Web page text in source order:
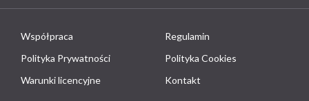
Współpraca
Regulamin
Polityka Prywatności
Polityka Cookies
Warunki licencyjne
Kontakt